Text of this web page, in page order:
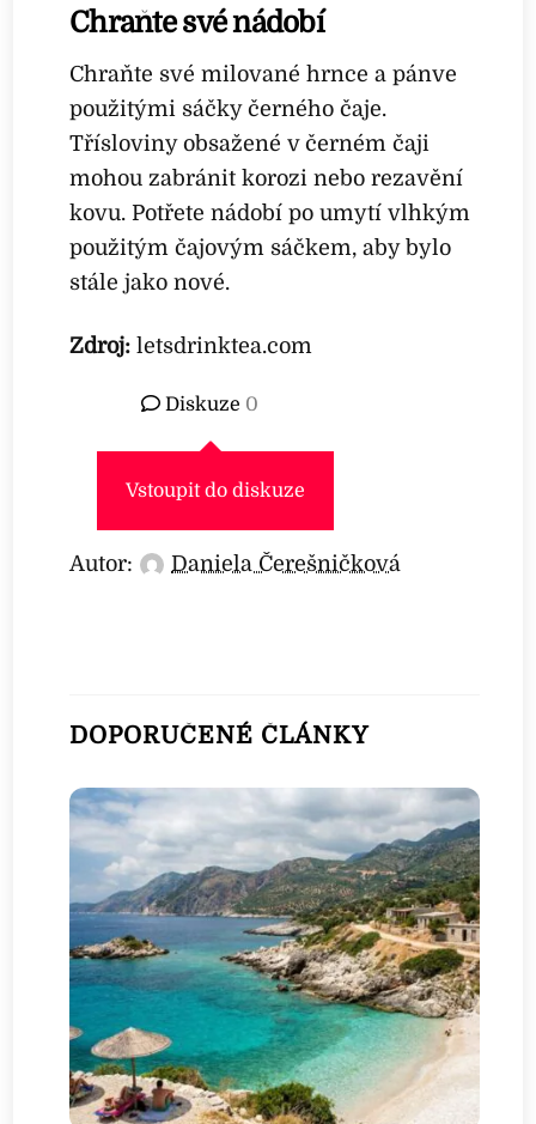
Chraňte své nádobí
Chraňte své milované hrnce a pánve
použitými sáčky černého čaje.
Třísloviny obsažené v černém čaji
mohou zabránit korozi nebo rezavění
kovu. Potřete nádobí po umytí vlhkým
použitým čajovým sáčkem, aby bylo
stále jako nové.
Zdroj:letsdrinktea.com
Diskuze 0
Vstoupit do diskuze
Autor: Daniela Čerešničková
DOPORUČENÉ ČLÁNKY